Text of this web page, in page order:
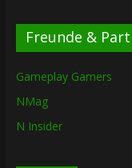
Freunde &
Gameplay Gamers
NMag
N Insider